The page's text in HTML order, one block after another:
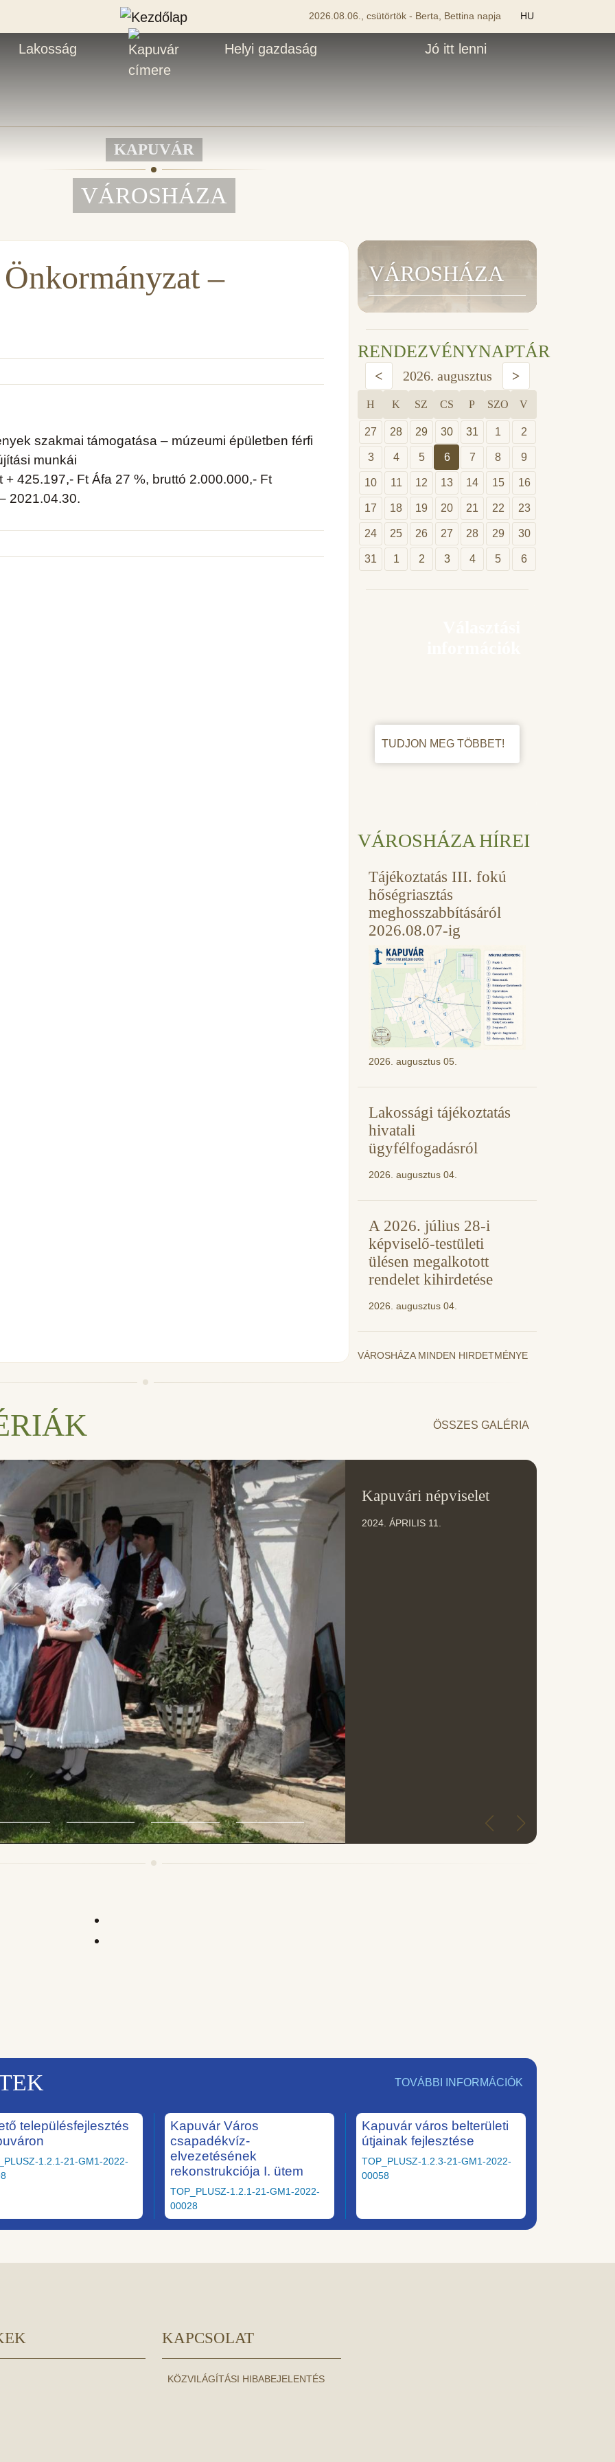
2026.08.06., csütörtök - Berta, Bettina napja HU
Lakosság Helyi gazdaság Jó itt lenni
KAPUVÁR
VÁROSHÁZA
–
szakmai támogatása – múzeumi épületben férfi
munkái
425.197,- Ft Áfa 27 %, bruttó 2.000.000,- Ft
2021.04.30.
VÁROSHÁZA
RENDEZVÉNYNAPTÁR
< 2026. augusztus >
H K SZ CS P SZO V
27 28 29 30 31 1 2
3 4 5 6 7 8 9
10 11 12 13 14 15 16
17 18 19 20 21 22 23
24 25 26 27 28 29 30
31 1 2 3 4 5 6
TUDJON MEG TÖBBET!
VÁROSHÁZA HÍREI
Tájékoztatás III. fokú
hőségriasztás
meghosszabbításáról
2026.08.07-ig
2026. augusztus 05.
Lakossági tájékoztatás
hivatali
ügyfélfogadásról
2026. augusztus 04.
A 2026. július 28-i
képviselő-testületi
ülésen megalkotott
rendelet kihirdetése
2026. augusztus 04.
VÁROSHÁZA MINDEN HIRDETMÉNYE
ÖSSZES GALÉRIA
Kapuvári népviselet
2024. ÁPRILIS 11.
TOVÁBBI INFORMÁCIÓK
településfejlesztés
1.2.1-21-GM1-2022-
Kapuvár Város
csapadékvíz-
elvezetésének
rekonstrukciója I. ütem
TOP_PLUSZ-1.2.1-21-GM1-2022-
00028
Kapuvár város belterületi
útjainak fejlesztése
TOP_PLUSZ-1.2.3-21-GM1-2022-
00058
KAPCSOLAT
KÖZVILÁGÍTÁSI HIBABEJELENTÉS